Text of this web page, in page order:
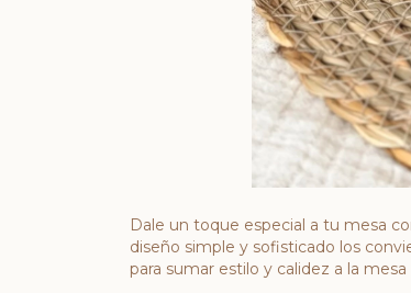
Dale un toque especial a tu mesa
diseño simple y sofisticado los
para sumar estilo y calidez a la mesa